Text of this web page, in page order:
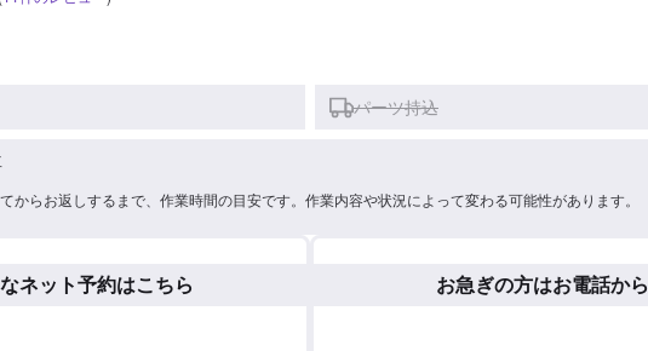
パーツ持込
からお返しするまで、作業時間の目安です。作業内容や状況によって変わる可能性があります。
ネット予約はこちら お急ぎの方はお電話から